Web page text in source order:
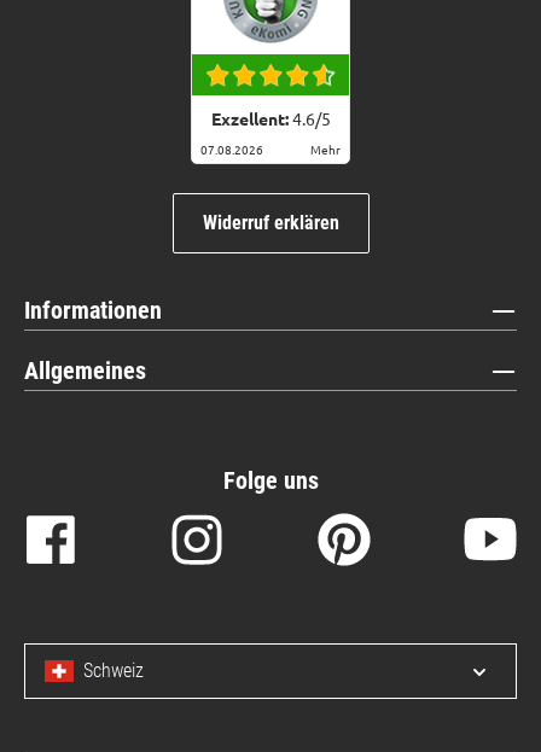
Exzellent:4.6/5
07.08.2026 Mehr
Widerruf erklären
Informationen
Allgemeines
Folge uns
Schweiz